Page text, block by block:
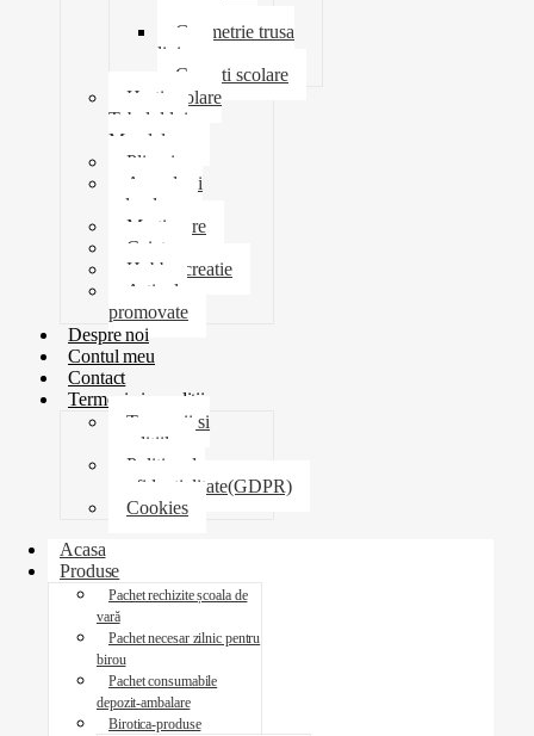
Geometrie trusa
liniar
Coperti scolare
Harti scolare
Tabelul lui
Mendeleev
Plicuri
Agende si
calendare
Martisoare
Caiete
Hobby creatie
Articole
promovate
Despre noi
Contul meu
Contact
Termeni si conditii
Termenii si
conditiile
Politica de
confidentialitate(GDPR)
Cookies
Acasa
Produse
Pachet rechizite școala de
vară
Pachet necesar zilnic pentru
birou
Pachet consumabile
depozit-ambalare
Birotica-produse